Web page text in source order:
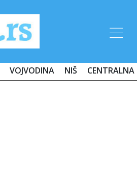
VOJVODINA NIŠ CENTRALNA